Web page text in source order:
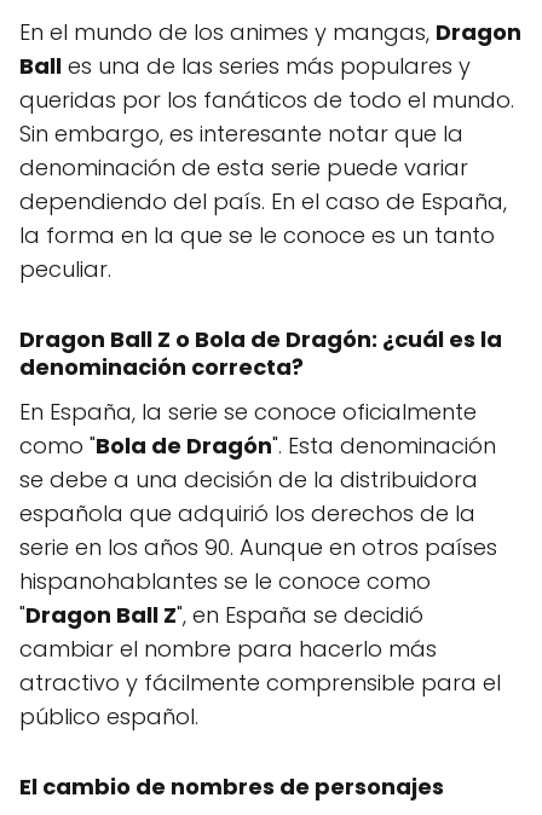
En el mundo de los animes y mangas, Dragon
Ball es una de las series más populares y
queridas por los fanáticos de todo el mundo.
Sin embargo, es interesante notar que la
denominación de esta serie puede variar
dependiendo del país. En el caso de España,
la forma en la que se le conoce es un tanto
peculiar.
Dragon Ball Z o Bola de Dragón: ¿cuál es la
denominación correcta?
En España, la serie se conoce oficialmente
como "Bola de Dragón". Esta denominación
se debe a una decisión de la distribuidora
española que adquirió los derechos de la
serie en los años 90. Aunque en otros países
hispanohablantes se le conoce como
"Dragon Ball Z", en España se decidió
cambiar el nombre para hacerlo más
atractivo y fácilmente comprensible para el
público español.
El cambio de nombres de personajes